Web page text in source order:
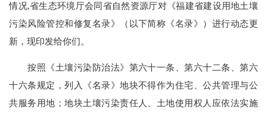
情况,省生态环境厅会同省自然资源厅对《福建省建设用地土壤
污染风险管控和修复名录》（以下简称《名录》）进行动态更
新，现印发给你们。
按照《土壤污染防治法》第六十一条、第六十二条、第六
十六条规定，列入《名录》地块不得作为住宅、公共管理与公
共服务用地；地块土壤污染责任人、土地使用权人应依法实施